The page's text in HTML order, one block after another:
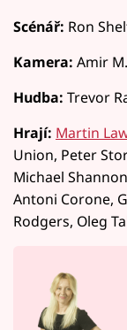
Scénář: Ron
Kamera: Amir
Hudba: Trevor
Hrají: Martin
Union, Peter
Michael
Antoni Corone,
Rodgers, Oleg